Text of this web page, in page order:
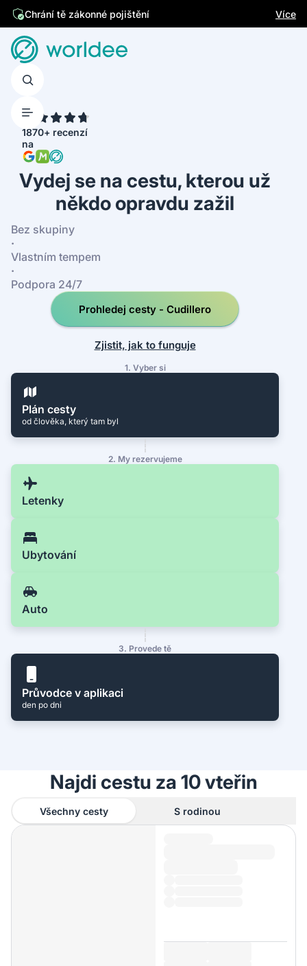
Chrání tě zákonné pojištění
Jsme česká firma Více
1870+ recenzí
na
Vydej se na cestu, kterou už
někdo opravdu zažil
Bez skupiny
·
Vlastním tempem
·
Podpora 24/7
Prohledej cesty - Cudillero
Zjistit, jak to funguje
1. Vyber si
Plán cesty
od člověka, který tam byl
2. My rezervujeme
Letenky
Ubytování
Auto
3. Provede tě
Průvodce v aplikaci
den po dni
Najdi cestu za 10 vteřin
Všechny cesty S rodinou